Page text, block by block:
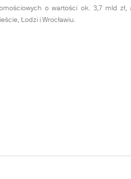
o wartości ok. 3,7 mld
Łodzi i Wrocławiu.